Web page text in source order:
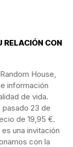
CON
House,
información
de vida.
pasado 23 de
de 19,95 €.
una invitación
con la